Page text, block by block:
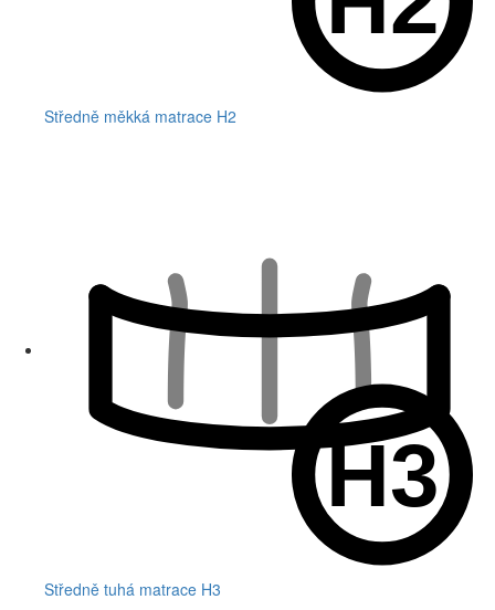
Středně měkká matrace H2
Středně tuhá matrace H3